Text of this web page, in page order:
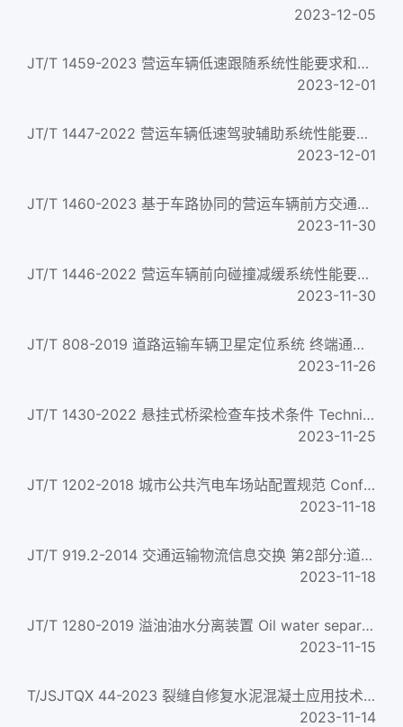
2023-12-05
JT/T 1459-2023 营运车辆低速跟随系统性能要求和测试规程
2023-12-01
JT/T 1447-2022 营运车辆低速驾驶辅助系统性能要求和测试规程
2023-12-01
JT/T 1460-2023 基于车路协同的营运车辆前方交通障碍预警系统要求
2023-11-30
JT/T 1446-2022 营运车辆前向碰撞减缓系统性能要求和检测方法
2023-11-30
JT/T 808-2019 道路运输车辆卫星定位系统 终端通讯协议及数据格式 GNSS for operating vehicles-General specificat...
2023-11-26
JT/T 1430-2022 悬挂式桥梁检查车技术条件 Technical specification for suspended inspection gantry
2023-11-25
JT/T 1202-2018 城市公共汽电车场站配置规范 Configuration specification for urban bus and trolleybus stations...
2023-11-18
JT/T 919.2-2014 交通运输物流信息交换 第2部分:道路运输电子单证 Transport logistics information interchange--P...
2023-11-18
JT/T 1280-2019 溢油油水分离装置 Oil water separator for oil spill
2023-11-15
T/JSJTQX 44-2023 裂缝自修复水泥混凝土应用技术规程
2023-11-14